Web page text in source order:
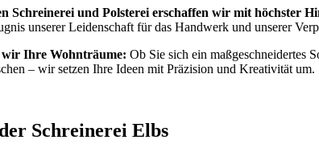
Schreinerei und Polsterei erschaffen wir mit höchster
unserer Leidenschaft für das Handwerk und unserer
Ihre Wohnträume: Ob Sie sich ein maßgeschneidertes
– wir setzen Ihre Ideen mit Präzision und Kreativität um.
Schreinerei Elbs